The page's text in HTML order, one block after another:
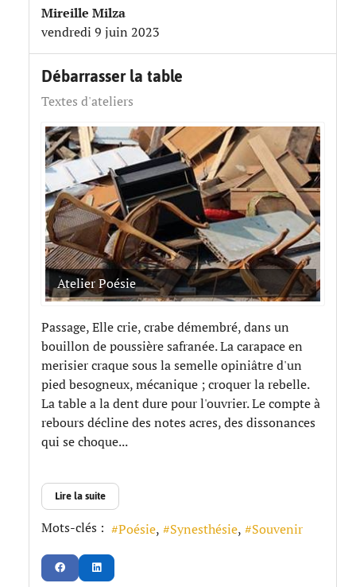
Mireille Milza
vendredi 9 juin 2023
Débarrasser la table
Textes d'ateliers
Atelier Poésie
Passage, Elle crie, crabe démembré, dans un
bouillon de poussière safranée. La carapace en
merisier craque sous la semelle opiniâtre d'un
pied besogneux, mécanique ; croquer la rebelle.
La table a la dent dure pour l'ouvrier. Le compte à
rebours décline des notes acres, des dissonances
qui se choque...
Lire la suite
Mots-clés : Poésie Synesthésie Souvenir